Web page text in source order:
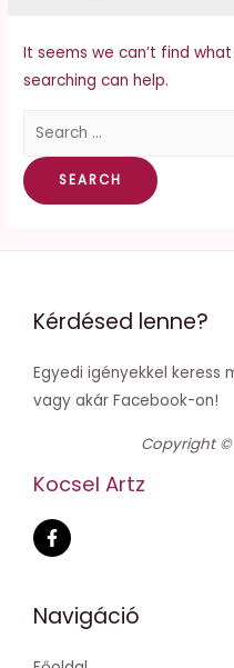
It seems we can’t find
searching can help.
Search
Kérdésed lenne?
Egyedi igényekkel keress
vagy akár Facebook-on!
Copyright ©
Kocsel Artz
Navigáció